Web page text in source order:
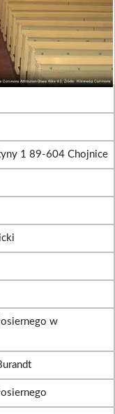
1 89-604 Chojnice
w